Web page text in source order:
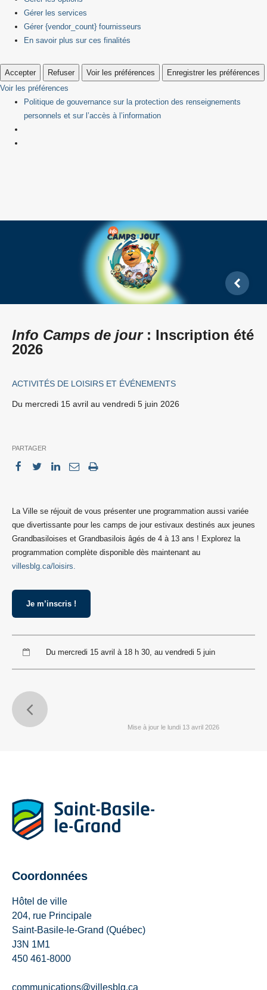
Gérer les services
Gérer {vendor_count} fournisseurs
En savoir plus sur ces finalités
Accepter Refuser Voir les préférences
Enregistrer les préférences
Voir les préférences
Politique de gouvernance sur la protection des renseignements
personnels et sur l’accès à l’information
Info Camps de jour: Inscription été
2026
ACTIVITÉS DE LOISIRS ET ÉVÉNEMENTS
Du mercredi 15 avril au vendredi 5 juin 2026
PARTAGER
La Ville se réjouit de vous présenter une programmation aussi variée
que divertissante pour les camps de jour estivaux destinés aux jeunes
Grandbasiloises et Grandbasilois âgés de 4 à 13 ans ! Explorez la
programmation complète disponible dès maintenant au
villesblg.ca/loisirs.
Je m’inscris !
Du mercredi 15 avril à 18 h 30, au vendredi 5 juin
Mise à jour le lundi 13 avril 2026
Coordonnées
Hôtel de ville
204, rue Principale
Saint-Basile-le-Grand (Québec)
J3N 1M1
450 461-8000
communications@villesblg.ca